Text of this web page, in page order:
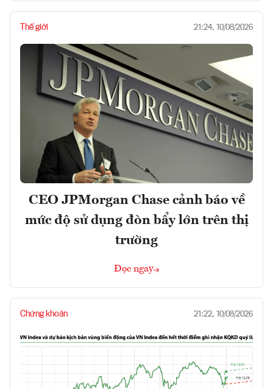
Thế giới 21:24, 10/08/2026
CEO JPMorgan Chase cảnh báo về
mức độ sử dụng đòn bẩy lớn trên thị
trường
Đọc ngay
Chứng khoán 21:22, 10/08/2026